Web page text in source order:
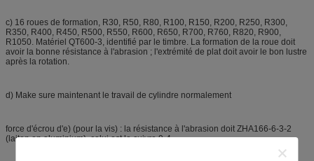
c) 16 roues de formation, R30, R50, R80, R100, R150, R200, R250, R300,
R350, R400, R450, R500, R550, R600, R650, R700, R760, R820, R900,
R1050. Matériel QT600-3, identifié par le timbre. La formation de la roue doit
avoir la bonne résistance à l'abrasion ; l'extrémité de plat doit avoir le bon lustre
après la rotation.
d) Make sure maintenant le travail de cylindre normalement
force d'écrou d'e) (pour la vis) : la résistance à l'abrasion doit ZHA166-6-3-2
(laiton en aluminium), celui est le cuivre 9-4.